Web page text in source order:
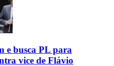
e busca PL para
vice de Flávio